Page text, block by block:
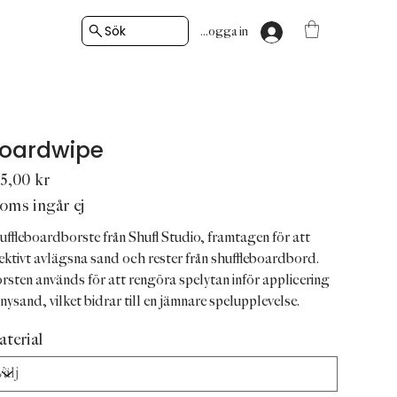
Sök Logga in
kr
ingår ej
från Shufl Studio, framtagen för att
avlägsna sand och rester från shuffleboardbord.
används för att rengöra spelytan inför applicering
vilket bidrar till en jämnare spelupplevelse.